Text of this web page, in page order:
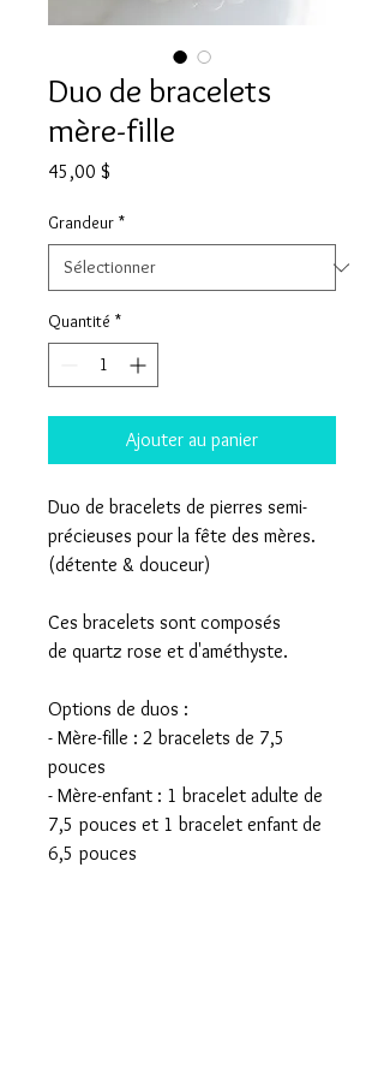
Duo de bracelets
mère-fille
45,00 $
Grandeur *
Quantité *
Ajouter au panier
Duo de bracelets de pierres semi-
précieuses pour la fête des mères.
(détente & douceur)
Ces bracelets sont composés
de quartz rose et d'améthyste.
Options de duos :
- Mère-fille : 2 bracelets de 7,5
pouces
- Mère-enfant : 1 bracelet adulte de
7,5 pouces et 1 bracelet enfant de
6,5 pouces